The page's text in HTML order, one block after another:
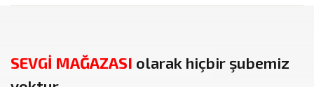
SEVGİ MAĞAZASI olarak hiçbir şubemiz